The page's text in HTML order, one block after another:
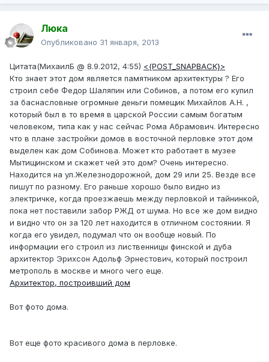
Люка
Опубликовано 31 января, 2013
Цитата(МихаилБ @ 8.9.2012, 4:55) <{POST_SNAPBACK}>
Кто знает этот дом является памятником архитектуры ? Его
строил себе Федор Шаляпин или Собинов, а потом его купил
за баснасловные огромные деньги помещик Михайлов А.Н. ,
который был в то время в царской России самым богатым
человеком, типа как у нас сейчас Рома Абрамович. Интересно
что в плане застройки домов в восточной перловке этот дом
выделен как дом Собинова. Может кто работает в музее
Мытищинском и скажет чей это дом? Очень интересно.
Находится на ул.Железнодорожной, дом 29 или 25. Везде все
пишут по разному. Его раньше хорошо было видно из
электричке, когда проезжаешь между перловкой и тайнинкой,
пока нет поставили забор РЖД от шума. Но все же дом видно
и видно что он за 120 лет находится в отличном состоянии. Я
когда его увидел, подумал что он вообще новый. По
информации его строил из лиственницы финской и дуба
архитектор Эрихсон Адольф Эрнестович, который построил
метрополь в москве и много чего еще.
Архитектор, построивший дом
Вот фото дома.
Вот еще фото красивого дома в перловке.